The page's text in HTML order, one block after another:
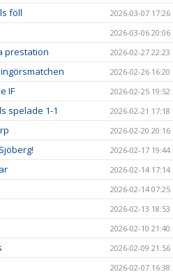
föll 2026-03-07 17:26
2026-03-06 20:06
prestation 2026-02-27 22:23
2026-02-26 16:20
IF 2026-02-25 19:52
spelade 1-1 2026-02-21 17:18
2026-02-20 20:16
2026-02-17 19:44
2026-02-14 17:14
2026-02-14 07:25
2026-02-13 18:53
2026-02-10 21:40
2026-02-09 21:56
2026-02-07 16:38